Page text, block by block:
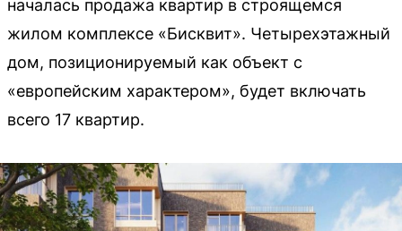
началась продажа квартир в строящемся
жилом комплексе «Бисквит». Четырехэтажный
дом, позиционируемый как объект с
«европейским характером», будет включать
всего 17 квартир.